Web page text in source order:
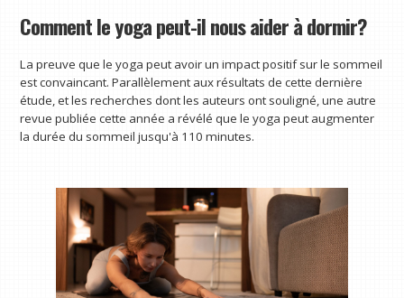
Comment le yoga peut-il nous aider à dormir?
La preuve que le yoga peut avoir un impact positif sur le sommeil
est convaincant. Parallèlement aux résultats de cette dernière
étude, et les recherches dont les auteurs ont souligné, une autre
revue publiée cette année a révélé que le yoga peut augmenter
la durée du sommeil jusqu'à 110 minutes.